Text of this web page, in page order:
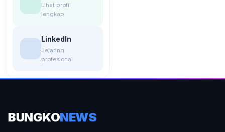
Lihat profil
lengkap
LinkedIn
Jejaring
profesional
BUNGKONEWS